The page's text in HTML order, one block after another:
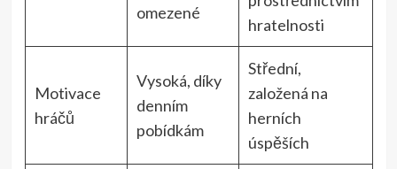
omezené
hratelnosti
Motivace
hráčů
Vysoká, díky
denním
pobídkám
Střední,
založená na
herních
úspěších